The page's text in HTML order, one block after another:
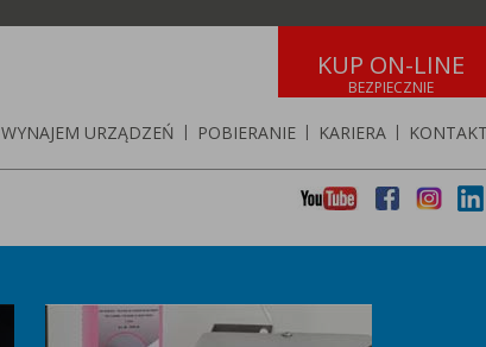
KUP ON-LINE
WYNAJEM URZĄDZEŃ | POBIERANIE | KARIERA |